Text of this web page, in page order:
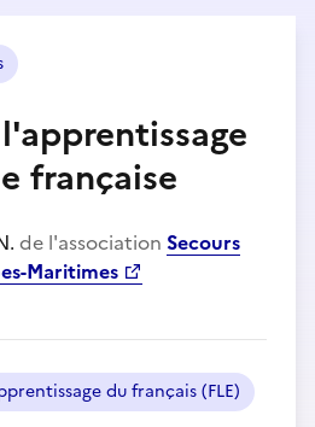
française
de l'association Secours
Maritimes
du français (FLE)